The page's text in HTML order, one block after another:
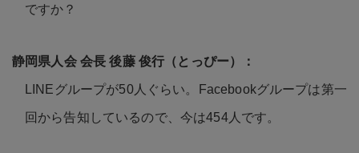
ですか？
LINEグループが50人ぐらい。Facebookグループは第一
回から告知しているので、今は454人です。